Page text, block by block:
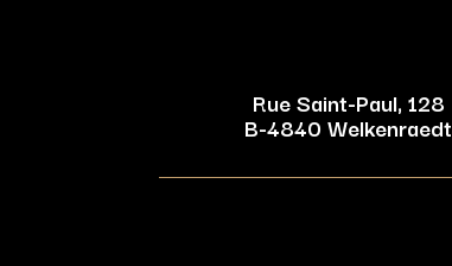
Rue Saint-Paul, 128
B-4840 Welkenraedt